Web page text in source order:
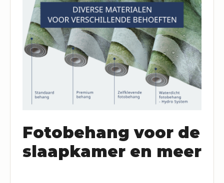
Fotobehang voor de
slaapkamer en meer